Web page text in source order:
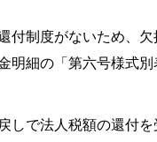
付制度がないため、
明細の「第六号様式
しで法人税額の還付